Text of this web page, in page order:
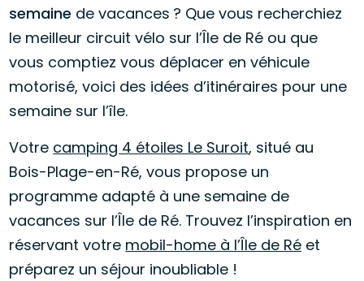
semaine de vacances ? Que vous recherchiez
le meilleur circuit vélo sur l’Île de Ré ou que
vous comptiez vous déplacer en véhicule
motorisé, voici des idées d’itinéraires pour une
semaine sur l’île.
Votre camping 4 étoiles Le Suroit, situé au
Bois-Plage-en-Ré, vous propose un
programme adapté à une semaine de
vacances sur l’Île de Ré. Trouvez l’inspiration en
réservant votre mobil-home à l’Île de Ré et
préparez un séjour inoubliable !